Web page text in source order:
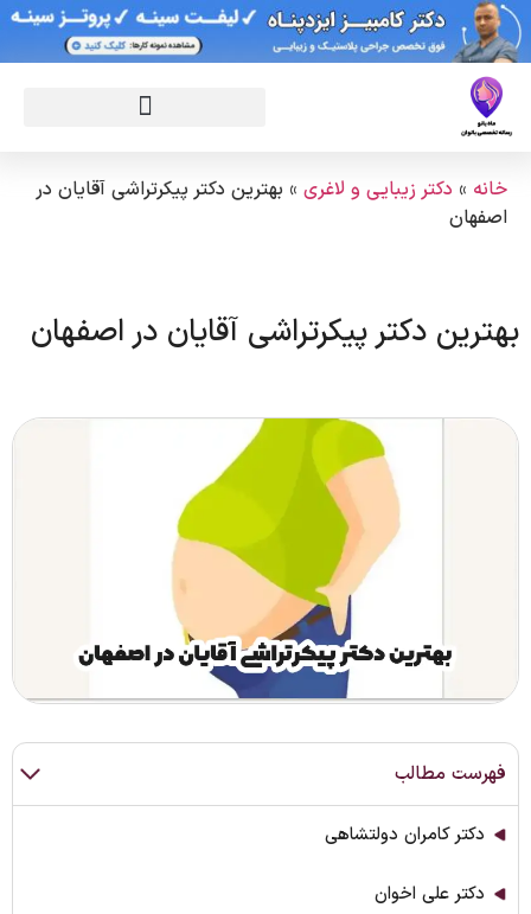
خانه » دکتر زیبایی و لاغری » بهترین دکتر پیکرتراشی آقایان در
اصفهان
بهترین دکتر پیکرتراشی آقایان در اصفهان
فهرست مطالب
دکتر کامران دولتشاهی
دکتر علی اخوان